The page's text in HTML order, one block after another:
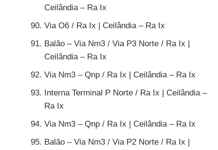
Ceilândia – Ra Ix
Via O6 / Ra Ix | Ceilândia – Ra Ix
Balão – Via Nm3 / Via P3 Norte / Ra Ix |
Ceilândia – Ra Ix
Via Nm3 – Qnp / Ra Ix | Ceilândia – Ra Ix
Interna Terminal P Norte / Ra Ix | Ceilândia –
Ra Ix
Via Nm3 – Qnp / Ra Ix | Ceilândia – Ra Ix
Balão – Via Nm3 / Via P2 Norte / Ra Ix |